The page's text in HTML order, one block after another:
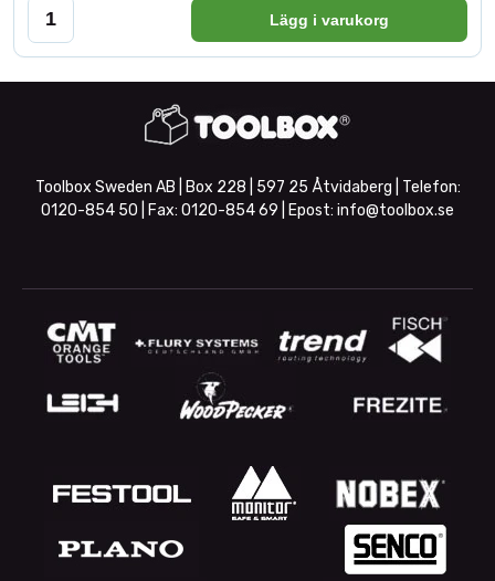
Lägg i varukorg
Toolbox Sweden AB | Box 228 | 597 25 Åtvidaberg | Telefon:
0120-854 50 | Fax: 0120-854 69 | Epost: info@toolbox.se